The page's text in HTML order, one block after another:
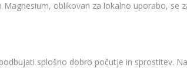
Magnesium, oblikovan za lokalno uporabo,
splošno dobro počutje in sprostitev.